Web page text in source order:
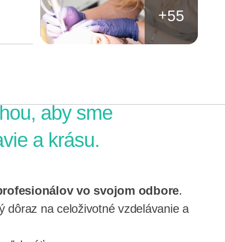
+55
aby sme
a krásu.
vo svojom odbore.
dôraz na celoživotné vzdelávanie a